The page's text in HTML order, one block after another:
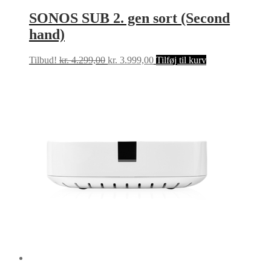
SONOS SUB 2. gen sort (Second
hand)
Tilbud! kr.4.299,00 Den
kr. 3.999,00Den
Tilføj til kurv